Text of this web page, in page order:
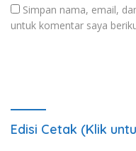
Simpan nama, email,
untuk komentar saya
Edisi Cetak (Klik